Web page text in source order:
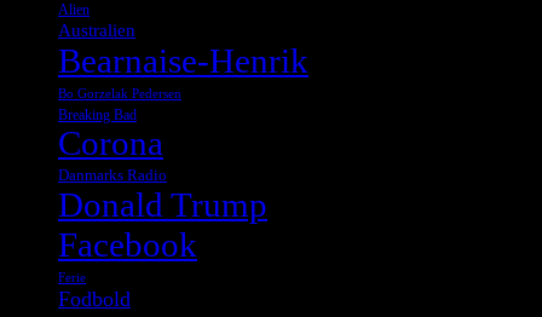
Alien
Australien
Bearnaise-Henrik
Bo Gorzelak Pedersen
Breaking Bad
Corona
Danmarks Radio
Donald Trump
Facebook
Ferie
Fodbold